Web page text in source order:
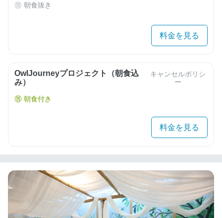
朝食抜き
料金を見る
OwlJourneyプロジェクト（朝食込
み）
キャンセルポリシ
ー
朝食付き
料金を見る